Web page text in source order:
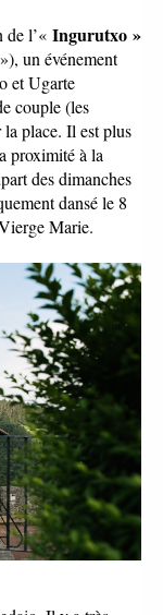
de l’«
un événement
et Ugarte
place. Il est plus
proximité à la
des dimanches
dansé le 8
Marie.